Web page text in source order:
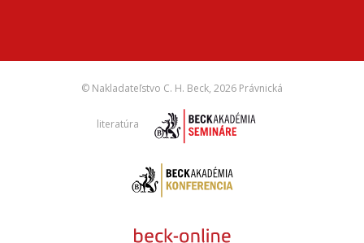
© Nakladateľstvo C. H. Beck, 2026 Právnická
literatúra